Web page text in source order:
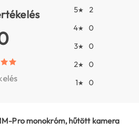
5★
2
4★
0
3★
0
2★
0
1★ 0
Pro monokróm, hűtött kamera